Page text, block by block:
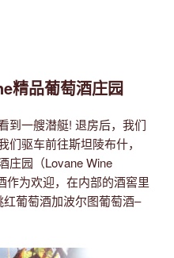
精品葡萄酒庄园
到一艘潜艇! 退房后，我们
驱车前往斯坦陵布什，
庄园（Lovane Wine
作为欢迎，在内部的酒窖里
葡萄酒加波尔图葡萄酒–